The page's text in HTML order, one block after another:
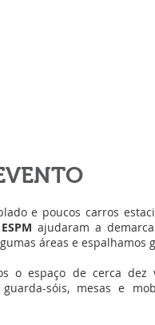
e poucos carros
ajudaram a
áreas e espalhamos
o espaço de cerca
sóis, mesas e